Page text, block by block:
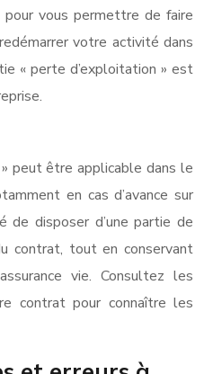
vous permettre de faire
votre activité dans
« perte d’exploitation » est
» peut être applicable dans le
en cas d’avance sur
de disposer d’une partie de
contrat, tout en conservant
vie. Consultez les
contrat pour connaître les